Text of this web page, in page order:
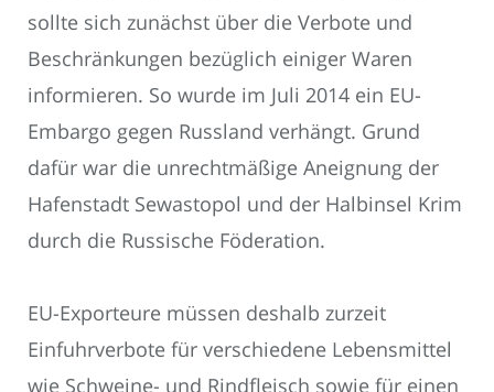
sollte sich zunächst über die Verbote und
Beschränkungen bezüglich einiger Waren
informieren. So wurde im Juli 2014 ein EU-
Embargo gegen Russland verhängt. Grund
dafür war die unrechtmäßige Aneignung der
Hafenstadt Sewastopol und der Halbinsel Krim
durch die Russische Föderation.
EU-Exporteure müssen deshalb zurzeit
Einfuhrverbote für verschiedene Lebensmittel
wie Schweine- und Rindfleisch sowie für einen